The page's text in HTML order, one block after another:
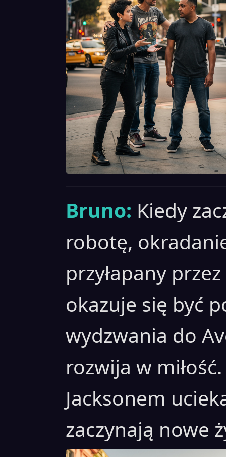
Bruno: Kiedy
robotę,
przyłapany
okazuje się być
wydzwania do
rozwija w
Jacksonem
zaczynają nowe